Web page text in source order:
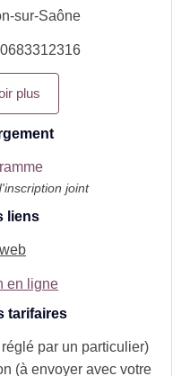
sur-Saône
0683312316
plus
joint
liens
en ligne
tarifaires
par un particulier)
(à envoyer avec votre